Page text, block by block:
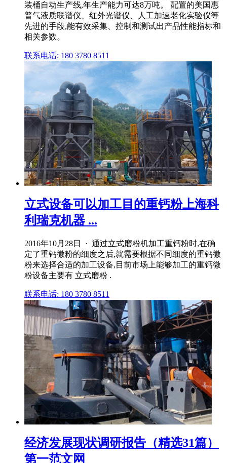
装桶自动生产线,年生产能力可达8万吨。 配置的美国惠
普气液质联谱仪、红外光谱仪、人工加速老化实验仪等
先进的手段,能有效采集、控制和测试出产品性能指标和
相关参数。
联系电话: 180 3780 8511
立式设备可以加工目的重钙粉上海科
利瑞克机器 ...
2016年10月28日 · 通过立式磨粉机加工重钙粉时,在确
定了重钙微粉的细度之后,就需要根据不同细度的重钙微
粉来选择合适的加工设备,目前市场上能够加工的重钙微
粉设备主要有 立式磨粉 .
联系电话: 180 3780 8511
经济发展现状调研报告（精选31篇）
第一范文网